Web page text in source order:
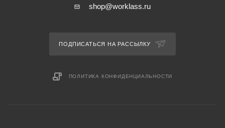
shop@worklass.ru
ПОДПИСАТЬСЯ НА РАССЫЛКУ
ПОЛИТИКА КОНФИДЕНЦИАЛЬНОСТИ